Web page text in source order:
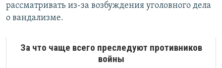
рассматривать из-за возбуждения уголовного дела
о вандализме.